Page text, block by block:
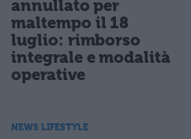
annullato per
maltempo il 18
luglio: rimborso
integrale e modalità
operative
NEWS LIFESTYLE